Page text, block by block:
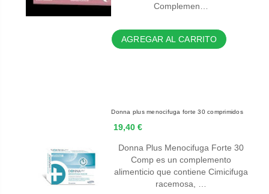
Complemen…
AGREGAR AL CARRITO
Donna plus menocifuga forte 30 comprimidos
19,40 €
Donna Plus Menocifuga Forte 30
Comp es un complemento
alimenticio que contiene Cimicifuga
racemosa, …